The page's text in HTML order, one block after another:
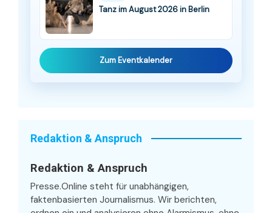
Tanz im August 2026 in Berlin
Zum Eventkalender
Redaktion & Anspruch
Redaktion & Anspruch
Presse.Online steht für unabhängigen,
faktenbasierten Journalismus. Wir berichten,